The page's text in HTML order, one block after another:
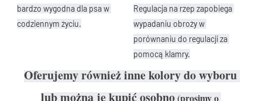
bardzo wygodna dla psa w
codziennym życiu.
Regulacja na rzep zapobiega
wypadaniu obroży w
porównaniu do regulacji za
pomocą klamry.
Oferujemy również inne kolory do wyboru
lub można je kupić osobno(prosimy o